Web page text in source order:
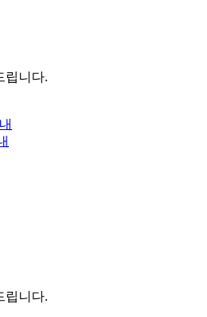
립니다.
립니다.